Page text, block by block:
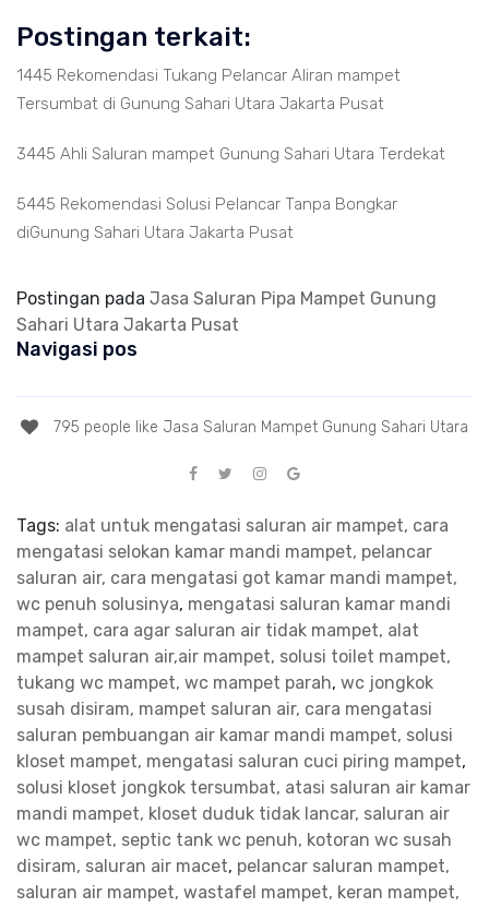
Postingan terkait:
1445 Rekomendasi Tukang Pelancar Aliran mampet
Tersumbat di Gunung Sahari Utara Jakarta Pusat
3445 Ahli Saluran mampet Gunung Sahari Utara Terdekat
5445 Rekomendasi Solusi Pelancar Tanpa Bongkar
diGunung Sahari Utara Jakarta Pusat
Postingan pada Jasa Saluran Pipa Mampet Gunung
Sahari Utara Jakarta Pusat
Navigasi pos
795 people like Jasa Saluran Mampet Gunung Sahari Utara
Tags: alat untuk mengatasi saluran air mampet, cara
mengatasi selokan kamar mandi mampet, pelancar
saluran air, cara mengatasi got kamar mandi mampet,
wc penuh solusinya, mengatasi saluran kamar mandi
mampet, cara agar saluran air tidak mampet, alat
mampet saluran air,air mampet, solusi toilet mampet,
tukang wc mampet, wc mampet parah, wc jongkok
susah disiram, mampet saluran air, cara mengatasi
saluran pembuangan air kamar mandi mampet, solusi
kloset mampet, mengatasi saluran cuci piring mampet,
solusi kloset jongkok tersumbat, atasi saluran air kamar
mandi mampet, kloset duduk tidak lancar, saluran air
wc mampet, septic tank wc penuh, kotoran wc susah
disiram, saluran air macet, pelancar saluran mampet,
saluran air mampet, wastafel mampet, keran mampet,